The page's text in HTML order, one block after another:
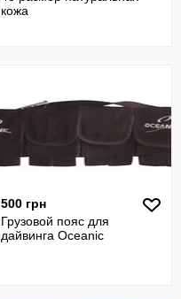
кожа
500 грн
Грузовой пояс для
дайвинга Oceanic